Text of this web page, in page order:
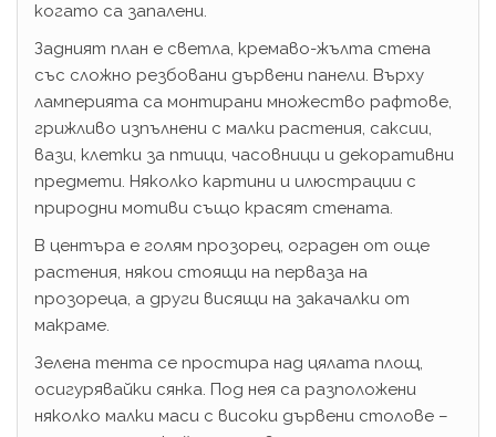
когато са запалени.
Задният план е светла, кремаво-жълта стена
със сложно резбовани дървени панели. Върху
ламперията са монтирани множество рафтове,
грижливо изпълнени с малки растения, саксии,
вази, клетки за птици, часовници и декоративни
предмети. Няколко картини и илюстрации с
природни мотиви също красят стената.
В центъра е голям прозорец, ограден от още
растения, някои стоящи на перваза на
прозореца, а други висящи на закачалки от
макраме.
Зелена тента се простира над цялата площ,
осигурявайки сянка. Под нея са разположени
няколко малки маси с високи дървени столове –